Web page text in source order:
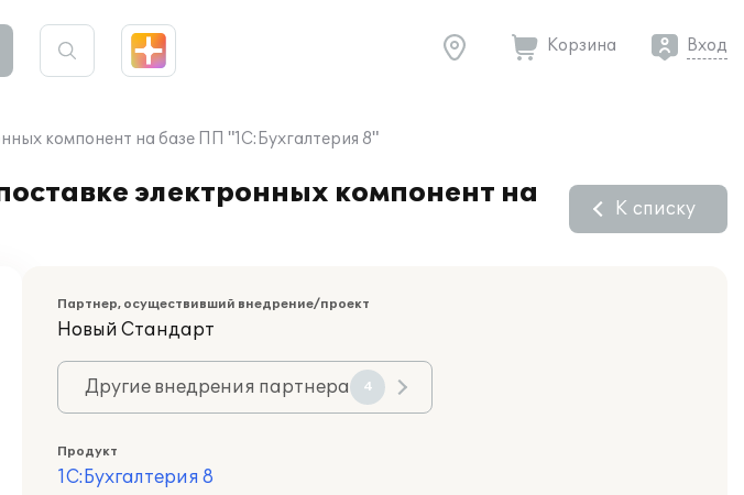
Корзина Вход
компонент на базе ПП "1С:Бухгалтерия 8"
электронных компонент на
К списку
Партнер, осуществивший внедрение/проект
Новый Стандарт
Другие внедрения партнера 4
Продукт
1С:Бухгалтерия 8